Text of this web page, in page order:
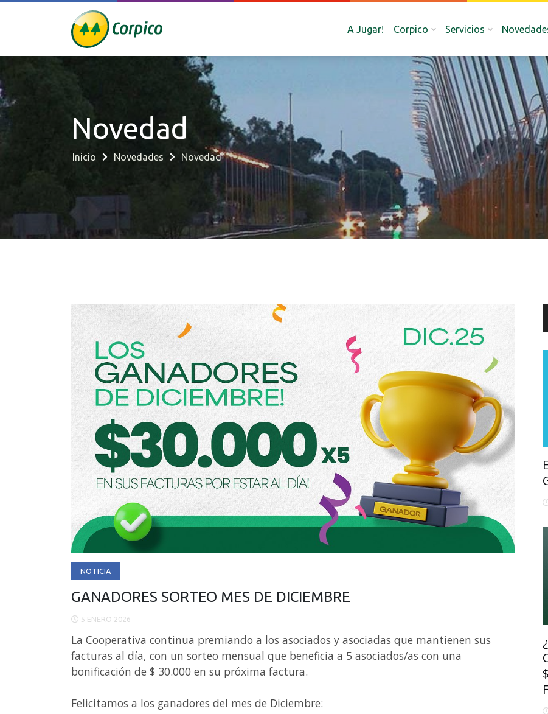
A Jugar! Corpico Servicios
Novedad
Inicio Novedades Novedad
NOTICIA
GANADORES SORTEO MES DE DICIEMBRE
5 ENERO 2026
La Cooperativa continua premiando a los asociados y asociadas que mantienen sus
facturas al día, con un sorteo mensual que beneficia a 5 asociados/as con una
bonificación de $ 30.000 en su próxima factura.
Felicitamos a los ganadores del mes de Diciembre: